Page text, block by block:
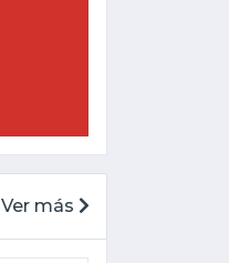
Ver más